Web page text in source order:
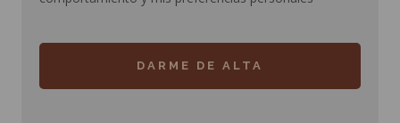
DARME DE ALTA